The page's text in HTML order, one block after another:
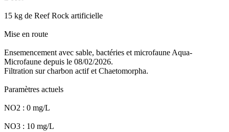
15 kg de Reef Rock artificielle
Mise en route
Ensemencement avec sable, bactéries et microfaune Aqua-
Microfaune depuis le 08/02/2026.
Filtration sur charbon actif et Chaetomorpha.
Paramètres actuels
NO2 : 0 mg/L
NO3 : 10 mg/L